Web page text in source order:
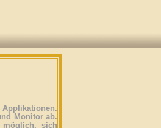
Monitor ab.
sich